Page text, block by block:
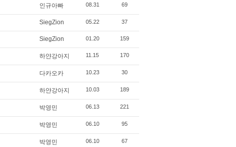
인규아빠 08.31 69
SiegZion 05.22 37
SiegZion 01.20 159
하얀강아지 11.15 170
다카오카 10.23 30
하얀강아지 10.03 189
박영민 06.13 221
박영민 06.10 95
박영민 06.10 67